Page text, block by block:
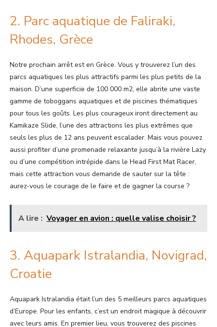
2. Parc aquatique de Faliraki,
Rhodes, Grèce
Notre prochain arrêt est en Grèce. Vous y trouverez l’un des
parcs aquatiques les plus attractifs parmi les plus petits de la
maison. D’une superficie de 100 000 m2, elle abrite une vaste
gamme de toboggans aquatiques et de piscines thématiques
pour tous les goûts. Les plus courageux iront directement au
Kamikaze Slide, l’une des attractions les plus extrêmes que
seuls les plus de 12 ans peuvent escalader. Mais vous pouvez
aussi profiter d’une promenade relaxante jusqu’à la rivière Lazy
ou d’une compétition intrépide dans le Head First Mat Racer,
mais cette attraction vous demande de sauter sur la tête :
aurez-vous le courage de le faire et de gagner la course ?
A lire : Voyager en avion : quelle valise choisir ?
3. Aquapark Istralandia, Novigrad,
Croatie
Aquapark Istralandia était l’un des 5 meilleurs parcs aquatiques
d’Europe. Pour les enfants, c’est un endroit magique à découvrir
avec leurs amis. En premier lieu, vous trouverez des piscines